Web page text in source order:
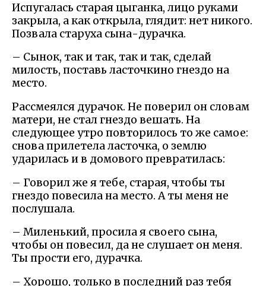
Испугалась старая цыганка, лицо руками
закрыла, а как открыла, глядит: нет никого.
Позвала старуха сына-дурачка.
– Сынок, так и так, так и так, сделай
милость, поставь ласточкино гнездо на
место.
Рассмеялся дурачок. Не поверил он словам
матери, не стал гнездо вешать. На
следующее утро повторилось то же самое:
снова прилетела ласточка, о землю
ударилась и в домового превратилась:
– Говорил же я тебе, старая, чтобы ты
гнездо повесила на место. А ты меня не
послушала.
– Миленький, просила я своего сына,
чтобы он повесил, да не слушает он меня.
Ты прости его, дурачка.
– Хорошо, только в последний раз тебя